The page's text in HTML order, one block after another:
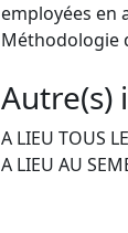
employées en
Méthodologie
Autre(s)
A LIEU TOUS
A LIEU AU